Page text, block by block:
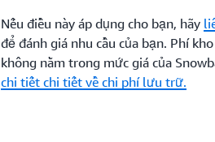
Nếu điều này áp dụng cho bạn, hãy
để đánh giá nhu cầu của bạn. Phí
không nằm trong mức giá của
chi tiết chi tiết về chi phí lưu trữ.